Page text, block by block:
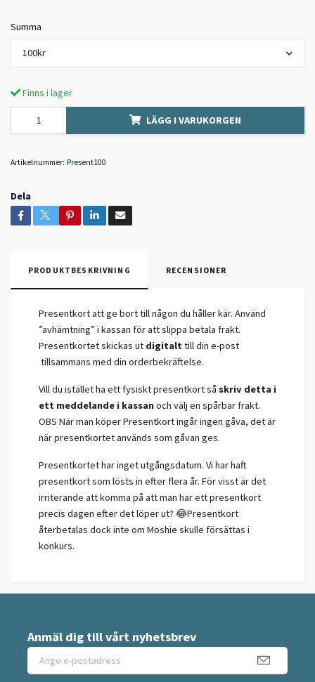
Summa
100kr
Finns i lager
LÄGG I VARUKORGEN
Artikelnummer: Present100
Dela
PRODUKTBESKRIVNING RECENSIONER
Presentkort att ge bort till någon du håller kär. Använd
”avhämtning” i kassan för att slippa betala frakt.
Presentkortet skickas ut digitalt till din e-post
tillsammans med din orderbekräftelse.
Vill du istället ha ett fysiskt presentkort så skriv detta i
ett meddelande i kassanoch välj en spårbar frakt.
OBS När man köper Presentkort ingår ingen gåva, det är
när presentkortet används som gåvan ges.
Presentkortet har inget utgångsdatum. Vi har haft
presentkort som lösts in efter flera år. För visst är det
irriterande att komma på att man har ett presentkort
precis dagen efter det löper ut? 😂Presentkort
återbetalas dock inte om Moshie skulle försättas i
konkurs.
Anmäl dig till vårt nyhetsbrev